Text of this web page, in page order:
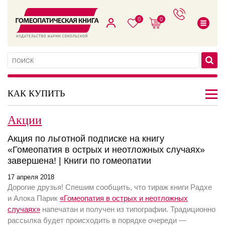
0 0
КАК КУПИТЬ
Акции
Акция по льготной подписке на книгу
«Гомеопатия в острых и неотложных случаях»
завершена! | Книги по гомеопатии
17 апреля 2018
Дорогие друзья! Спешим сообщить, что тираж книги Радхе
и Алока Парик «Гомеопатия в острых и неотложных
случаях» напечатан и получен из типографии. Традиционно
рассылка будет происходить в порядке очереди —